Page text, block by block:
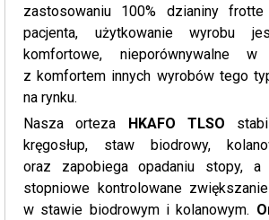
zastosowaniu 100% dzianiny
pacjenta, użytkowanie wyrobu
komfortowe, nieporównywalne
z komfortem innych wyrobów tego
na rynku.
Nasza orteza
HKAFO TLSO
kręgosłup, staw biodrowy,
oraz zapobiega opadaniu stopy, a
stopniowe kontrolowane
w stawie biodrowym i kolanowym.